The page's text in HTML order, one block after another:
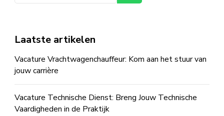
Laatste artikelen
Vacature Vrachtwagenchauffeur: Kom aan het stuur van
jouw carrière
Vacature Technische Dienst: Breng Jouw Technische
Vaardigheden in de Praktijk